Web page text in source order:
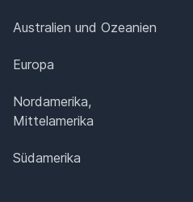
Australien und Ozeanien
Europa
Nordamerika,
Mittelamerika
Südamerika